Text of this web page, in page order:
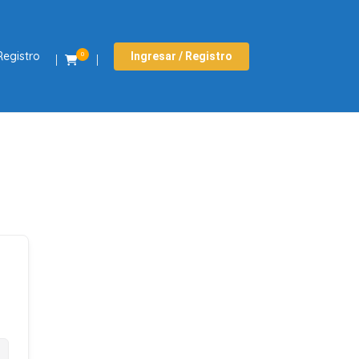
0 Ingresar / Registro